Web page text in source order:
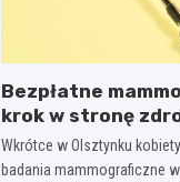
Bezpłatne
krok w stronę
Wkrótce w Olsztynku
badania mammograficzne